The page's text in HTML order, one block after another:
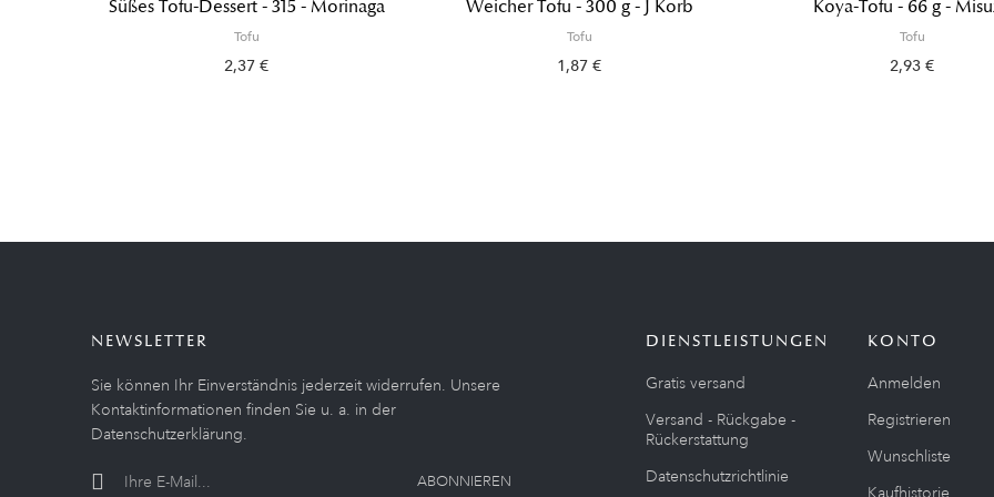
Süßes Tofu-Dessert - 315 - Morinaga
Tofu
2,37 €
Weicher Tofu - 300 g - J Korb
Tofu
1,87 €
Koya-Tofu - 66 g -
Tofu
2,93 €
NEWSLETTER
Sie können Ihr Einverständnis jederzeit widerrufen. Unsere
Kontaktinformationen finden Sie u. a. in der
Datenschutzerklärung.
ABONNIEREN
DIENSTLEISTUNGEN
Gratis versand
Versand - Rückgabe -
Rückerstattung
Datenschutzrichtlinie
KONTO
Anmelden
Registrieren
Wunschliste
Kaufhistorie